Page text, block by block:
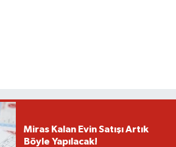
Miras Kalan Evin Satışı Artık
Böyle Yapılacak!